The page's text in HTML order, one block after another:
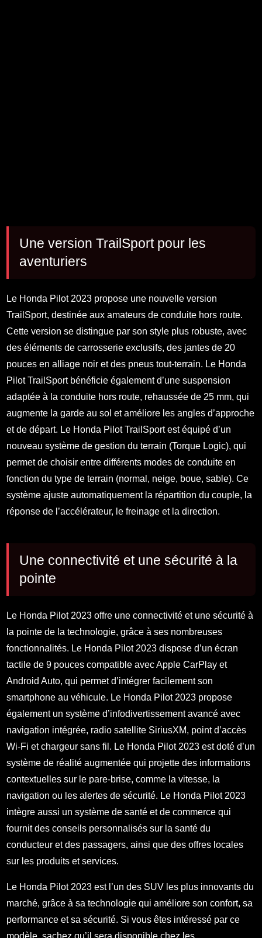
Une version TrailSport pour les
aventuriers
Le Honda Pilot 2023 propose une nouvelle version
TrailSport, destinée aux amateurs de conduite hors route.
Cette version se distingue par son style plus robuste, avec
des éléments de carrosserie exclusifs, des jantes de 20
pouces en alliage noir et des pneus tout-terrain. Le Honda
Pilot TrailSport bénéficie également d’une suspension
adaptée à la conduite hors route, rehaussée de 25 mm, qui
augmente la garde au sol et améliore les angles d’approche
et de départ. Le Honda Pilot TrailSport est équipé d’un
nouveau système de gestion du terrain (Torque Logic), qui
permet de choisir entre différents modes de conduite en
fonction du type de terrain (normal, neige, boue, sable). Ce
système ajuste automatiquement la répartition du couple, la
réponse de l’accélérateur, le freinage et la direction.
Une connectivité et une sécurité à la
pointe
Le Honda Pilot 2023 offre une connectivité et une sécurité à
la pointe de la technologie, grâce à ses nombreuses
fonctionnalités. Le Honda Pilot 2023 dispose d’un écran
tactile de 9 pouces compatible avec Apple CarPlay et
Android Auto, qui permet d’intégrer facilement son
smartphone au véhicule. Le Honda Pilot 2023 propose
également un système d’infodivertissement avancé avec
navigation intégrée, radio satellite SiriusXM, point d’accès
Wi-Fi et chargeur sans fil. Le Honda Pilot 2023 est doté d’un
système de réalité augmentée qui projette des informations
contextuelles sur le pare-brise, comme la vitesse, la
navigation ou les alertes de sécurité. Le Honda Pilot 2023
intègre aussi un système de santé et de commerce qui
fournit des conseils personnalisés sur la santé du
conducteur et des passagers, ainsi que des offres locales
sur les produits et services.
Le Honda Pilot 2023 est l’un des SUV les plus innovants du
marché, grâce à sa technologie qui améliore son confort, sa
performance et sa sécurité. Si vous êtes intéressé par ce
modèle, sachez qu’il sera disponible chez les